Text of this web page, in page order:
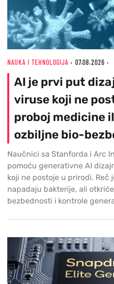
NAUKA I TEHNOLOGIJA 07.08.2026
AI je prvi put
viruse koji ne
proboj medicine
ozbiljne bio-
Naučnici sa Stanforda i Arc
pomoću generativne AI
koji ne postoje u prirodi. Reč
napadaju bakterije, ali
bezbednosti i kontrole